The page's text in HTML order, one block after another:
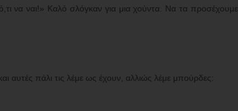
να ναι!» Καλό σλόγκαν για μια χούντα. Να τα προσέχουμε
αυτές πάλι τις λέμε ως έχουν, αλλιώς λέμε μπούρδες: